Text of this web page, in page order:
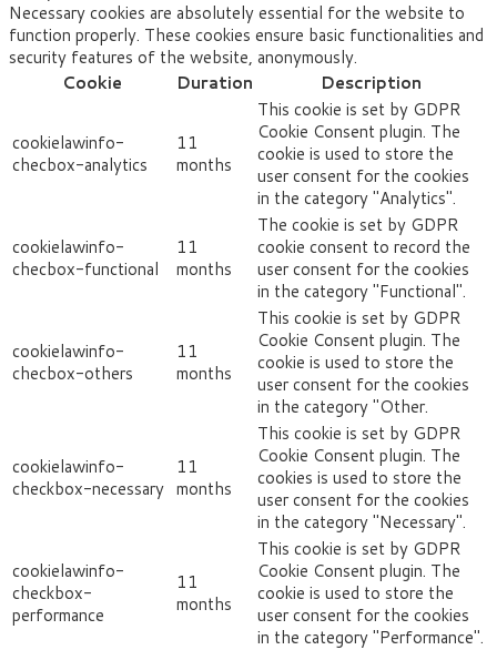
Necessary cookies are absolutely essential for the website to
function properly. These cookies ensure basic functionalities and
security features of the website, anonymously.
Cookie
Duration Description
cookielawinfo-
checbox-analytics
11
months
This cookie is set by GDPR
Cookie Consent plugin. The
cookie is used to store the
user consent for the cookies
in the category "Analytics".
cookielawinfo-
checbox-functional
11
months
The cookie is set by GDPR
cookie consent to record the
user consent for the cookies
in the category "Functional".
cookielawinfo-
checbox-others
11
months
This cookie is set by GDPR
Cookie Consent plugin. The
cookie is used to store the
user consent for the cookies
in the category "Other.
cookielawinfo-
checkbox-necessary
11
months
This cookie is set by GDPR
Cookie Consent plugin. The
cookies is used to store the
user consent for the cookies
in the category "Necessary".
cookielawinfo-
checkbox-
performance
11
months
This cookie is set by GDPR
Cookie Consent plugin. The
cookie is used to store the
user consent for the cookies
in the category "Performance".